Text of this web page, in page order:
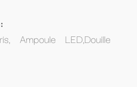
Ampoule LED,Douille